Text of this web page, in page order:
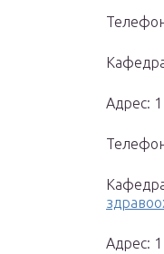
Адрес:
Адрес: